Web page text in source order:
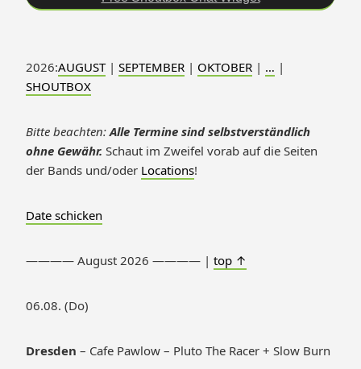
2026:AUGUST| SEPTEMBER | OKTOBER | … |
SHOUTBOX
Bitte beachten: Alle Termine sind selbstverständlich
ohne Gewähr. Schaut im Zweifel vorab auf die Seiten
der Bands und/oder Locations!
Date schicken
———— August 2026 ———— | top ↑
06.08. (Do)
Dresden – Cafe Pawlow – Pluto The Racer + Slow Burn